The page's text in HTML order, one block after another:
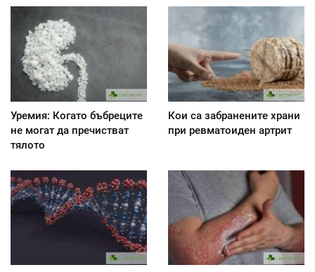
Уремия: Когато бъбреците
не могат да пречистват
тялото
Кои са забранените храни
при ревматоиден артрит